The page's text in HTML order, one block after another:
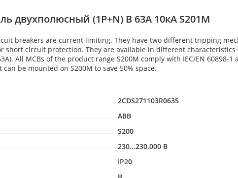
двухполюсный (1P+N) B 63А 10кА S201M
breakers are current limiting. They have two different tripping
circuit protection. They are available in different characteristics
All MCBs of the product range S200M comply with IEC/EN
be mounted on S200M to save 50% space.
2CDS271103R0635
ABB
S200
230...230.000 В
IP20